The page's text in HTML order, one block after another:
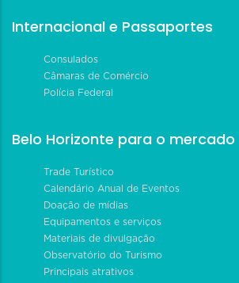
Internacional e Passaportes
Consulados
Câmaras de Comércio
Polícia Federal
Belo Horizonte para o mercado
Trade Turístico
Calendário Anual de Eventos
Doação de mídias
Equipamentos e serviços
Materiais de divulgação
Observatório do Turismo
Principais atrativos